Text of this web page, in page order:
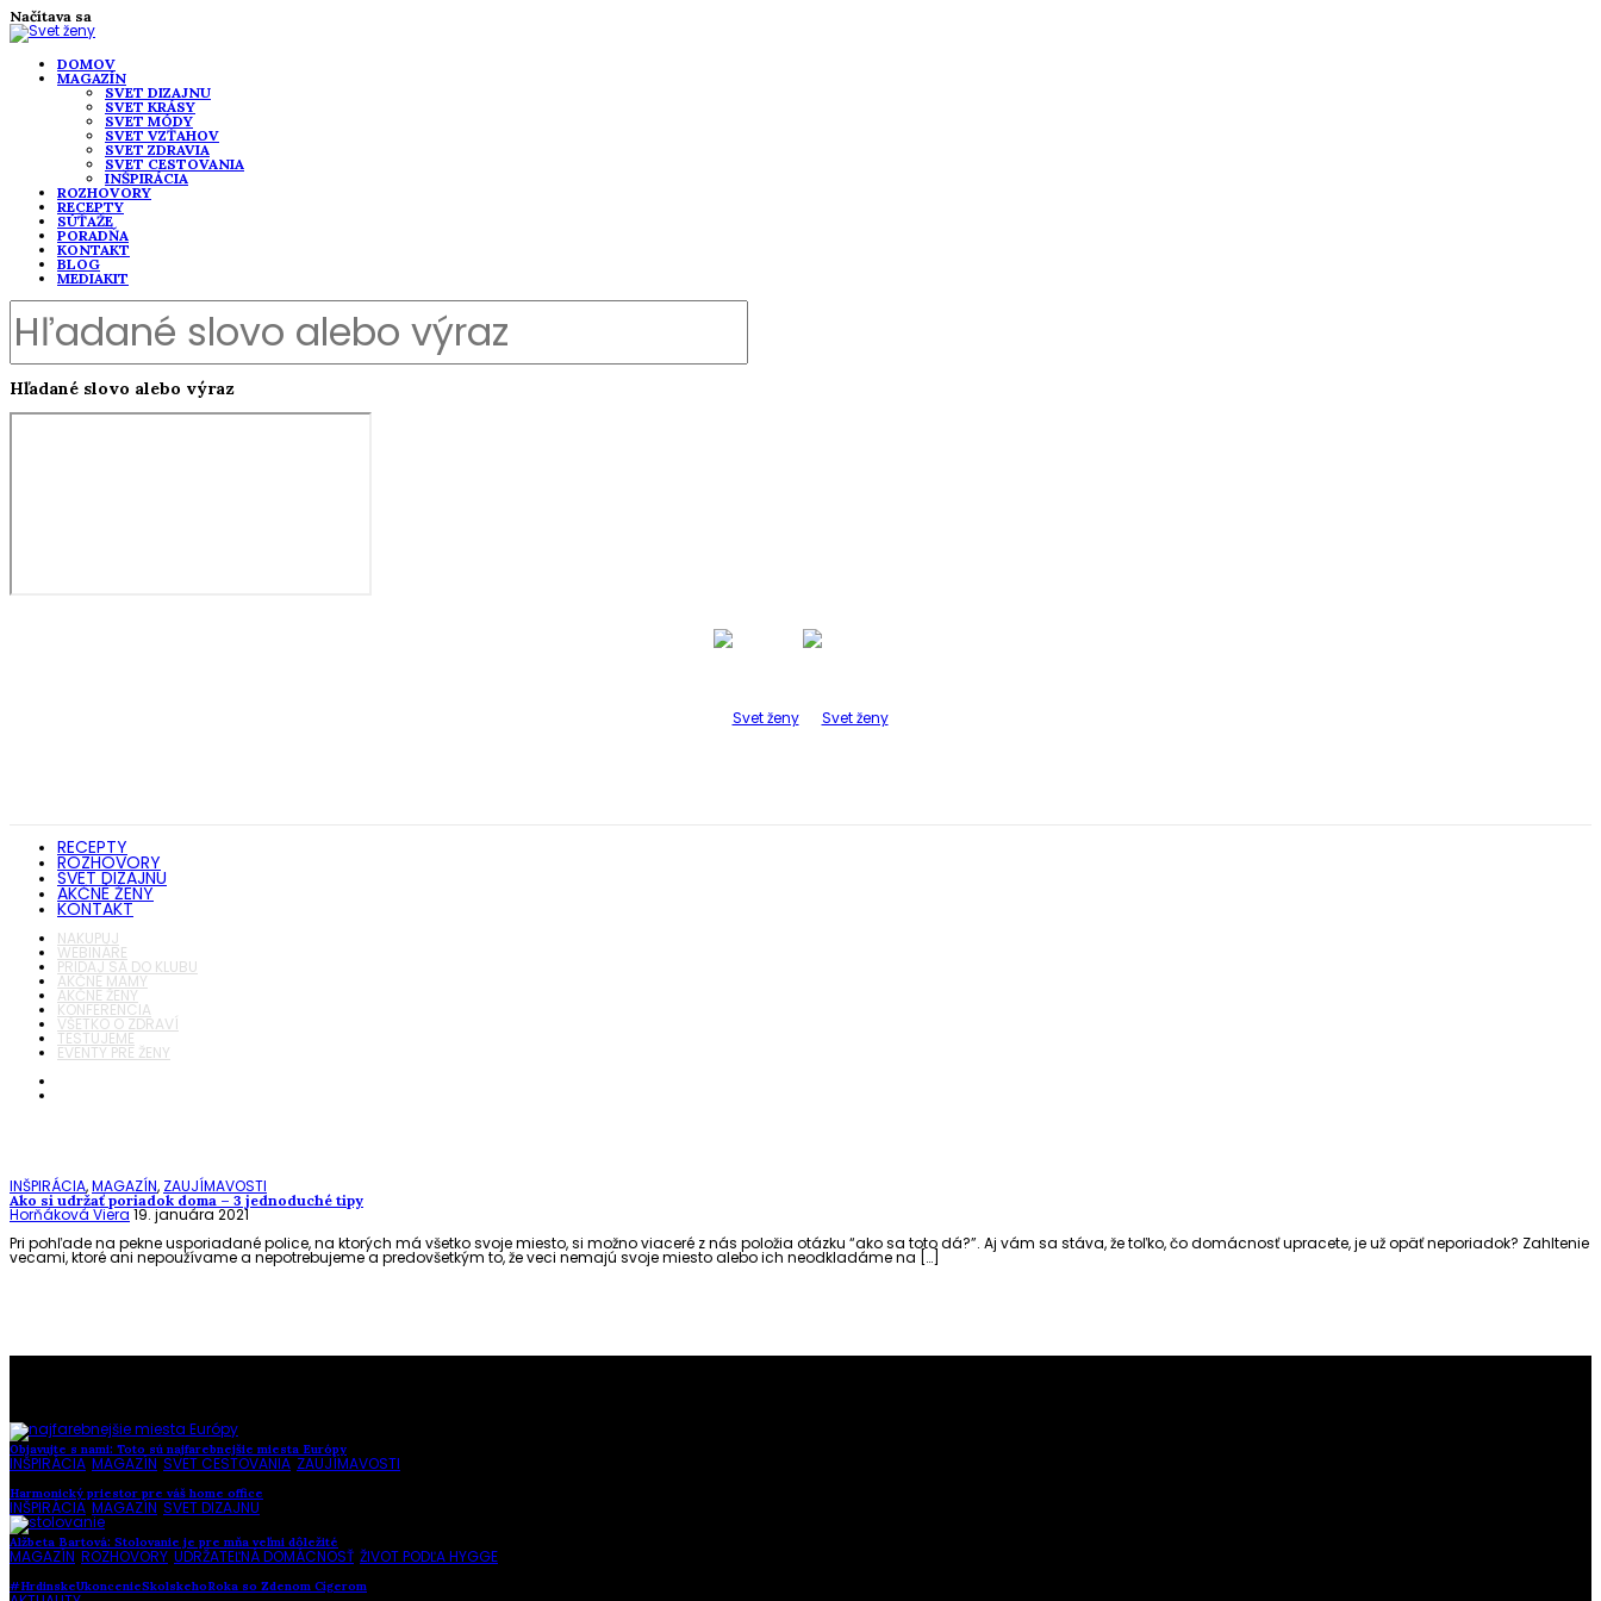
Načítava sa
DOMOV
MAGAZÍN
SVET DIZAJNU
SVET KRÁSY
SVET MÓDY
SVET VZŤAHOV
SVET ZDRAVIA
SVET CESTOVANIA
INŠPIRÁCIA
ROZHOVORY
RECEPTY
SÚŤAŽE
PORADŇA
KONTAKT
BLOG
MEDIAKIT
Hľadané slovo alebo výraz
RECEPTY
ROZHOVORY
SVET DIZAJNU
AKČNÉ ŽENY
KONTAKT
NAKUPUJ
WEBINÁRE
PRIDAJ SA DO KLUBU
AKČNÉ MAMY
AKČNÉ ŽENY
KONFERENCIA
VŠETKO O ZDRAVÍ
TESTUJEME
EVENTY PRE ŽENY
INŠPIRÁCIA,MAGAZÍN, ZAUJÍMAVOSTI
Ako si udržať poriadok doma – 3 jednoduché tipy
Horňáková Viera19. januára 2021
Pri pohľade na pekne usporiadané police, na ktorých má všetko svoje miesto, si možno viaceré z nás položia otázku “ako sa toto dá?”. Aj vám sa stáva, že toľko, čo domácnosť upracete, je už opäť neporiadok? Zahltenie
vecami, ktoré ani nepoužívame a nepotrebujeme a predovšetkým to, že veci nemajú svoje miesto alebo ich neodkladáme na […]
Objavujte s nami: Toto sú najfarebnejšie miesta Európy
INŠPIRÁCIA MAGAZÍN SVET CESTOVANIA ZAUJÍMAVOSTI
Harmonický priestor pre váš home office
INŠPIRÁCIA MAGAZÍN SVET DIZAJNU
Alžbeta Bartová: Stolovanie je pre mňa veľmi dôležité
MAGAZÍN ROZHOVORY UDRŽATEĽNÁ DOMÁCNOSŤ ŽIVOT PODĽA HYGGE
#HrdinskeUkoncenieSkolskehoRoka so Zdenom Cígerom